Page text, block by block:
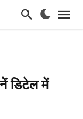
डिटेल में